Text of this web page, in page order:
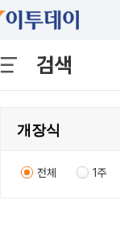
검색
전체 1주